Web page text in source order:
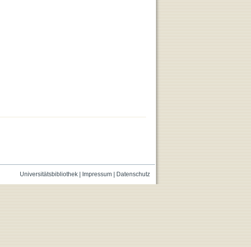
Universitätsbibliothek| Impressum| Datenschutz